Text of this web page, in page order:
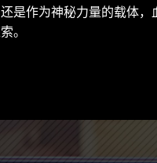
是作为神秘力量的载体
。